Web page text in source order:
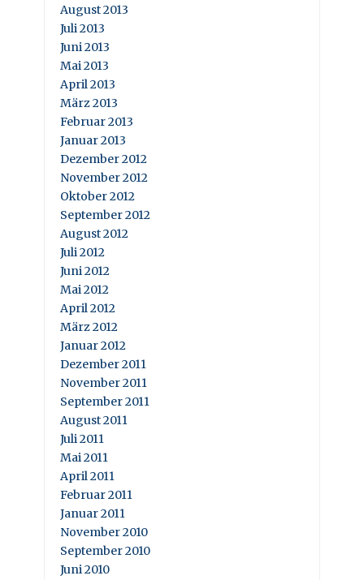
August 2013
Juli 2013
Juni 2013
Mai 2013
April 2013
März 2013
Februar 2013
Januar 2013
Dezember 2012
November 2012
Oktober 2012
September 2012
August 2012
Juli 2012
Juni 2012
Mai 2012
April 2012
März 2012
Januar 2012
Dezember 2011
November 2011
September 2011
August 2011
Juli 2011
Mai 2011
April 2011
Februar 2011
Januar 2011
November 2010
September 2010
Juni 2010